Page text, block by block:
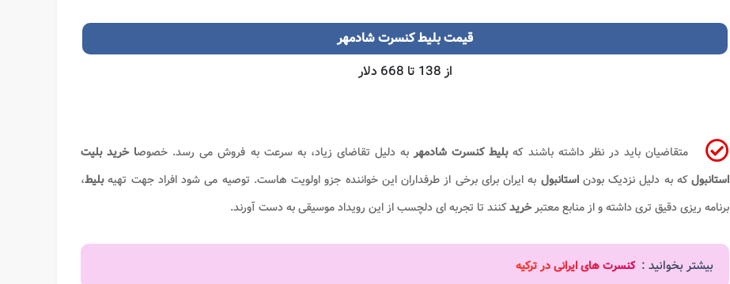
قیمت بلیط کنسرت شادمهر
از 138 تا 668 دلار
متقاضیان باید در نظر داشته باشند کهبلیط کنسرت شادمهربه دلیل تقاضای زیاد، به سرعت به فروش می رسد. خصوصا خرید بلیت
استانبولکه به دلیل نزدیک بودناستانبول به ایران برای برخی از طرفداران این خواننده جزو اولویت هاست. توصیه می شود افراد جهت تهیهبلیط،
برنامه ریزی دقیق تری داشته و از منابع معتبرخریدکنند تا تجربه ای دلچسب از این رویداد موسیقی به دست آورند.
بیشتر بخوانید : کنسرت های ایرانی در ترکیه